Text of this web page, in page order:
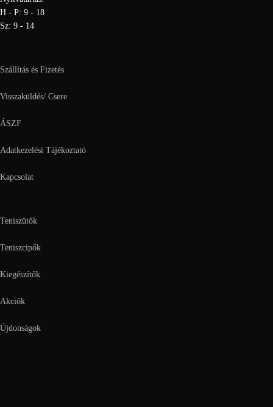
H - P: 9 - 18
Sz: 9 - 14
Szállítás és Fizetés
Visszaküldés/ Csere
ÁSZF
Adatkezelési Tájékoztató
Kapcsolat
Teniszütők
Teniszcipők
Kiegészítők
Akciók
Újdonságok